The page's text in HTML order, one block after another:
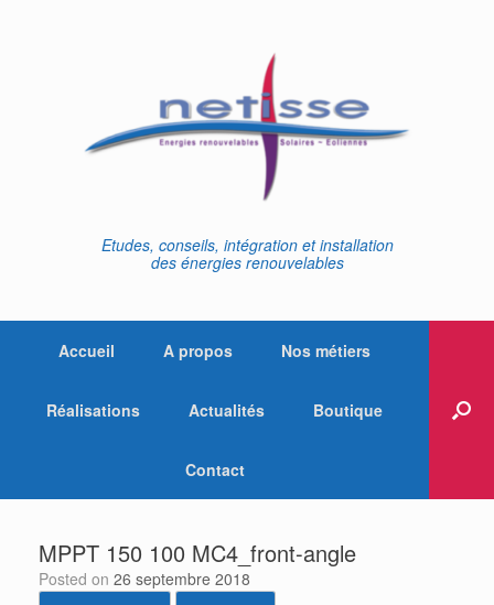
Etudes, conseils, intégration et installation
des énergies renouvelables
Accueil A propos Nos métiers
Réalisations Actualités Boutique
Contact
MPPT 150 100 MC4_front-angle
Posted on 26 septembre 2018